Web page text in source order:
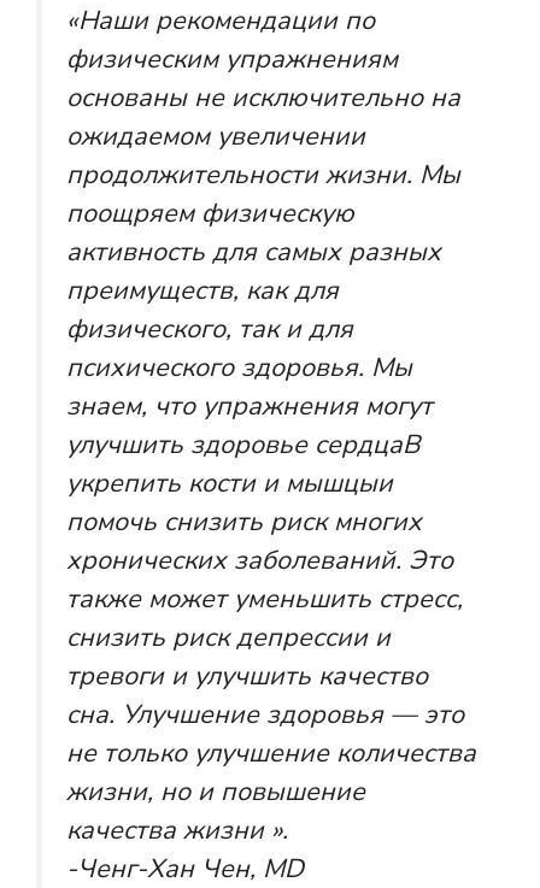
«Наши рекомендации по
физическим упражнениям
основаны не исключительно на
ожидаемом увеличении
продолжительности жизни. Мы
поощряем физическую
активность для самых разных
преимуществ, как для
физического, так и для
психического здоровья. Мы
знаем, что упражнения могут
улучшить здоровье сердцаВ
укрепить кости и мышцыи
помочь снизить риск многих
хронических заболеваний. Это
также может уменьшить стресс,
снизить риск депрессии и
тревоги и улучшить качество
сна. Улучшение здоровья — это
не только улучшение количества
жизни, но и повышение
качества жизни ».
-Ченг-Хан Чен, MD